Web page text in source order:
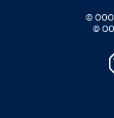
© ООО
©